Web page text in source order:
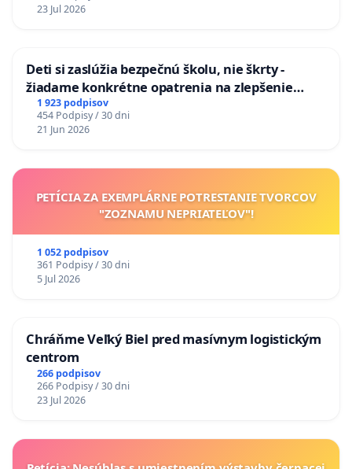
odvodňovacích kanálov na Slovensku
23 Jul 2026
Deti si zaslúžia bezpečnú školu, nie škrty -
žiadame konkrétne opatrenia na zlepšenie
situácie v školstve
1 923 podpisov
454 Podpisy / 30 dni
21 Jun 2026
PETÍCIA ZA EXEMPLÁRNE POTRESTANIE TVORCOV
"ZOZNAMU NEPRIATEĽOV"!
1 052 podpisov
361 Podpisy / 30 dni
5 Jul 2026
Chráňme Veľký Biel pred masívnym logistickým
centrom
266 podpisov
266 Podpisy / 30 dni
23 Jul 2026